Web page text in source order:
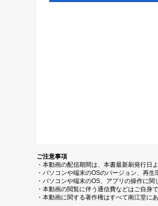
ご注意事項
・本動画の配信期間は、本書最新刷発行日
・パソコンや端末のOSのバージョン、再
・パソコンや端末のOS、アプリの操作に
・本動画の閲覧に伴う通信費などはご自身
・本動画に関する著作権はすべて南江堂